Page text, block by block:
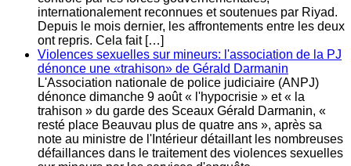
internationalement reconnues et soutenues par Riyad.
Depuis le mois dernier, les affrontements entre les deux
ont repris. Cela fait […]
Violences sexuelles sur mineurs: l'association de la PJ
dénonce une «trahison» de Gérald Darmanin
L'Association nationale de police judiciaire (ANPJ)
dénonce dimanche 9 août « l'hypocrisie » et « la
trahison » du garde des Sceaux Gérald Darmanin, «
resté place Beauvau plus de quatre ans », après sa
note au ministre de l'Intérieur détaillant les nombreuses
défaillances dans le traitement des violences sexuelles